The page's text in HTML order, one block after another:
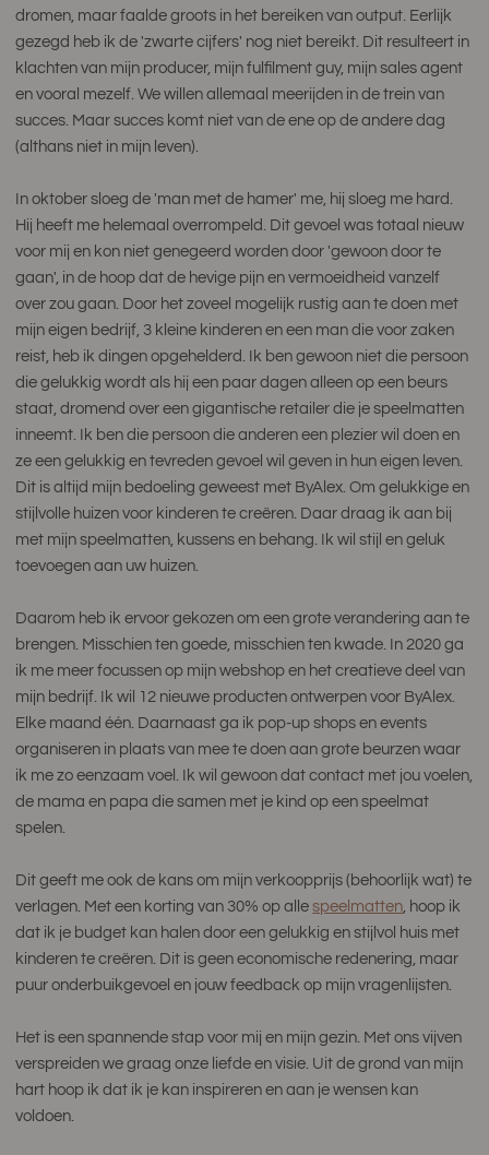
dromen, maar faalde groots in het bereiken van output. Eerlijk
gezegd heb ik de 'zwarte cijfers' nog niet bereikt. Dit resulteert in
klachten van mijn producer, mijn fulfilment guy, mijn sales agent
en vooral mezelf. We willen allemaal meerijden in de trein van
succes. Maar succes komt niet van de ene op de andere dag
(althans niet in mijn leven).
In oktober sloeg de 'man met de hamer' me, hij sloeg me hard.
Hij heeft me helemaal overrompeld. Dit gevoel was totaal nieuw
voor mij en kon niet genegeerd worden door 'gewoon door te
gaan', in de hoop dat de hevige pijn en vermoeidheid vanzelf
over zou gaan. Door het zoveel mogelijk rustig aan te doen met
mijn eigen bedrijf, 3 kleine kinderen en een man die voor zaken
reist, heb ik dingen opgehelderd. Ik ben gewoon niet die persoon
die gelukkig wordt als hij een paar dagen alleen op een beurs
staat, dromend over een gigantische retailer die je speelmatten
inneemt. Ik ben die persoon die anderen een plezier wil doen en
ze een gelukkig en tevreden gevoel wil geven in hun eigen leven.
Dit is altijd mijn bedoeling geweest met ByAlex. Om gelukkige en
stijlvolle huizen voor kinderen te creëren. Daar draag ik aan bij
met mijn speelmatten, kussens en behang. Ik wil stijl en geluk
toevoegen aan uw huizen.
Daarom heb ik ervoor gekozen om een ​​grote verandering aan te
brengen. Misschien ten goede, misschien ten kwade. In 2020 ga
ik me meer focussen op mijn webshop en het creatieve deel van
mijn bedrijf. Ik wil 12 nieuwe producten ontwerpen voor ByAlex.
Elke maand één. Daarnaast ga ik pop-up shops en events
organiseren in plaats van mee te doen aan grote beurzen waar
ik me zo eenzaam voel. Ik wil gewoon dat contact met jou voelen,
de mama en papa die samen met je kind op een speelmat
spelen.
Dit geeft me ook de kans om mijn verkoopprijs (behoorlijk wat) te
verlagen. Met een korting van 30% op allespeelmatten, hoop ik
dat ik je budget kan halen door een gelukkig en stijlvol huis met
kinderen te creëren. Dit is geen economische redenering, maar
puur onderbuikgevoel en jouw feedback op mijn vragenlijsten.
Het is een spannende stap voor mij en mijn gezin. Met ons vijven
verspreiden we graag onze liefde en visie. Uit de grond van mijn
hart hoop ik dat ik je kan inspireren en aan je wensen kan
voldoen.